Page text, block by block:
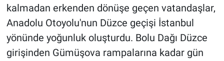
kalmadan erkenden dönüşe geçen vatandaşlar,
Anadolu Otoyolu'nun Düzce geçişi İstanbul
yönünde yoğunluk oluşturdu. Bolu Dağı Düzce
girişinden Gümüşova rampalarına kadar gün